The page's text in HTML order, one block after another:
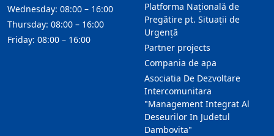
Platforma Națională de
Pregătire pt. Situații de
Urgență
Partner projects
Compania de apa
Asociatia De Dezvoltare
Intercomunitara
"Management Integrat Al
Deseurilor In Judetul
Dambovita"
Wednesday: 08:00 – 16:00
Thursday: 08:00 – 16:00
Friday: 08:00 – 16:00